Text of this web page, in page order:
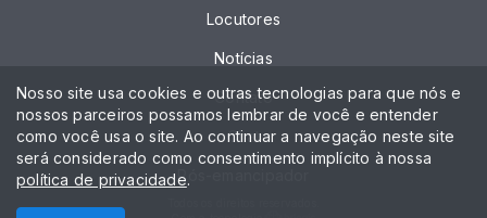
Locutores
Notícias
Contato
Chat
Pós-emancipador
Nosso site usa cookies e outras tecnologias para que nós e
nossos parceiros possamos lembrar de você e entender
como você usa o site. Ao continuar a navegação neste site
será considerado como consentimento implícito à nossa
política de privacidade.